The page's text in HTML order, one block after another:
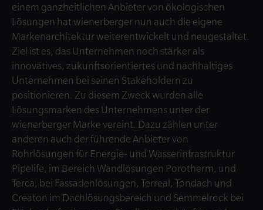
einem ganzheitlichen Anbieter von ökologischen
Lösungen hat wienerberger nun auch die eigene
Markenarchitektur weiterentwickelt und neugestaltet.
Ziel ist es, das Unternehmen noch stärker als
innovatives, zukunftsorientiertes und nachhaltiges
Unternehmen bei seinen Stakeholdern zu
positionieren. Zu diesem Zweck wurden alle
Lösungsmarken des Unternehmens unter der
wienerberger Marke vereint. Dazu zählen unter
anderen auch der führende Anbieter von
Rohrlösungen für Energie- und Wasserinfrastruktur
Pipelife, im Bereich Wandlösungen Porotherm, und
Terca, bei Fassadenlösungen, Terreal, Tondach und
Creaton im Dachlösungsbereich und Semmelrock bei